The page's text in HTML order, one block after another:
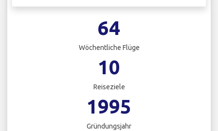
64
Wöchentliche Flüge
10
Reiseziele
1995
Gründungsjahr